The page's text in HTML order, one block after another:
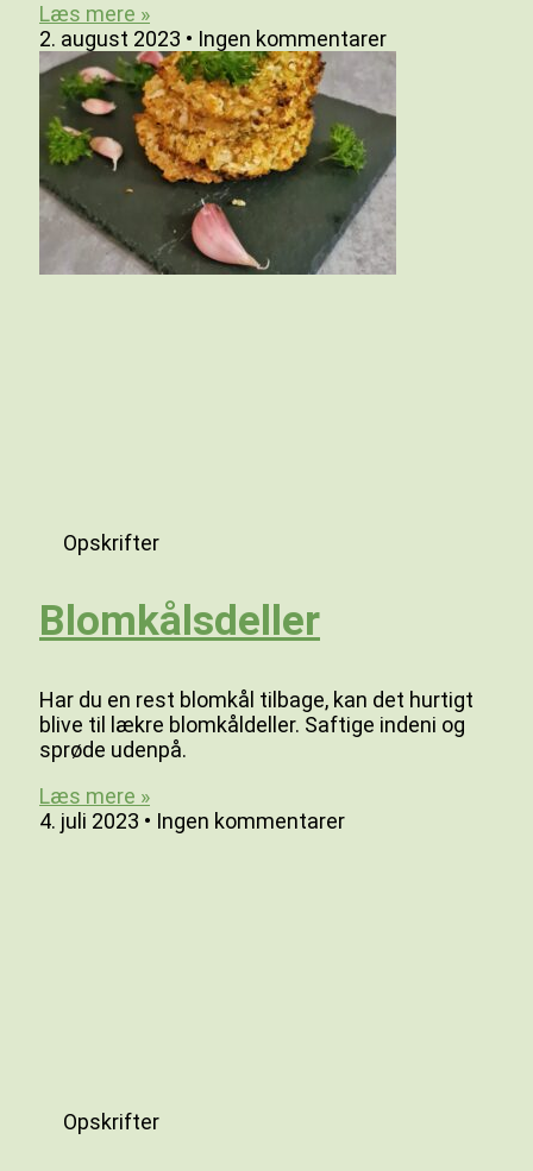
Læs mere »
2. august 2023
Ingen kommentarer
Opskrifter
Blomkålsdeller
Har du en rest blomkål tilbage, kan det hurtigt
blive til lækre blomkåldeller. Saftige indeni og
sprøde udenpå.
Læs mere »
4. juli 2023
Ingen kommentarer
Opskrifter